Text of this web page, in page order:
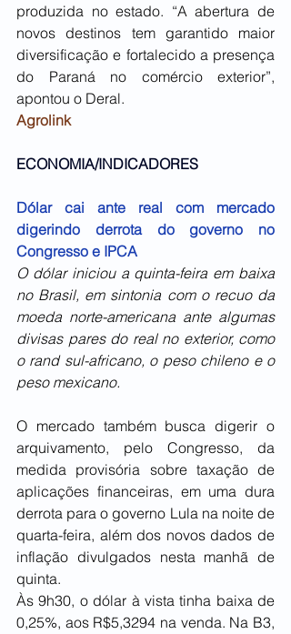
produzida no estado. “A abertura de
novos destinos tem garantido maior
diversificação e fortalecido a presença
do Paraná no comércio exterior”,
apontou o Deral.
Agrolink
ECONOMIA/INDICADORES
Dólar cai ante real com mercado
digerindo derrota do governo no
Congresso e IPCA
O dólar iniciou a quinta-feira em baixa
no Brasil, em sintonia com o recuo da
moeda norte-americana ante algumas
divisas pares do real no exterior, como
o rand sul-africano, o peso chileno e o
peso mexicano.
O mercado também busca digerir o
arquivamento, pelo Congresso, da
medida provisória sobre taxação de
aplicações financeiras, em uma dura
derrota para o governo Lula na noite de
quarta-feira, além dos novos dados de
inflação divulgados nesta manhã de
quinta.
Às 9h30, o dólar à vista tinha baixa de
0,25%, aos R$5,3294 na venda. Na B3,